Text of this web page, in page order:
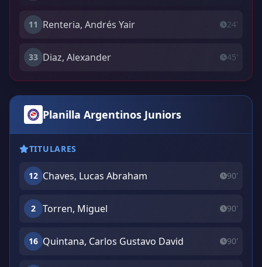
11 Renteria, Andrés Yair 24'
33 Diaz, Alexander 45'
Planilla Argentinos Juniors
TITULARES
12 Chaves, Lucas Abraham 90'
2 Torren, Miguel 90'
16 Quintana, Carlos Gustavo David 90'